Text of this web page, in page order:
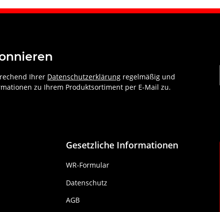
Ihrer Datenschutzerklärung regelmäßig und
zu Ihrem Produktsortiment per E-Mail zu.
Gesetzliche Informationen
WR-Formular
Datenschutz
AGB